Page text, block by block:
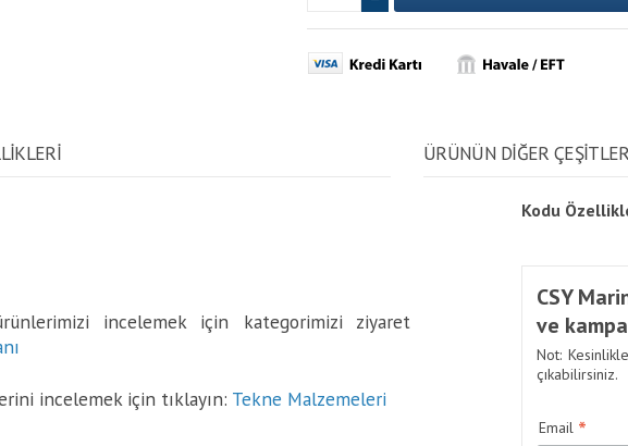
incelemek için kategorimizi ziyaret
incelemek için tıklayın: Tekne Malzemeleri
ÜRÜNÜN DİĞER
Kodu
CSY
ve
Not:
çıkabilirsiniz.
Email *